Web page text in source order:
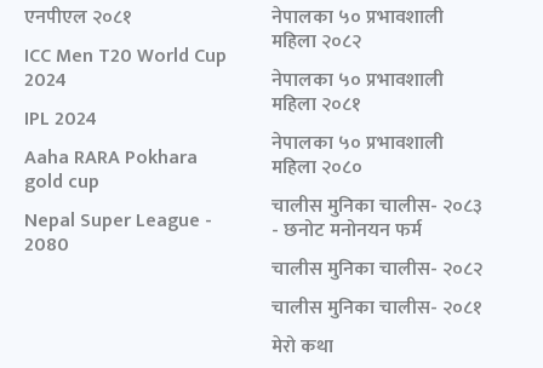
एनपीएल २०८१
ICC Men T20 World Cup
2024
IPL 2024
Aaha RARA Pokhara
gold cup
Nepal Super League -
2080
नेपालका ५० प्रभावशाली
महिला २०८२
नेपालका ५० प्रभावशाली
महिला २०८१
नेपालका ५० प्रभावशाली
महिला २०८०
चालीस मुनिका चालीस- २०८३
- छनोट मनोनयन फर्म
चालीस मुनिका चालीस- २०८२
चालीस मुनिका चालीस- २०८१
मेरो कथा